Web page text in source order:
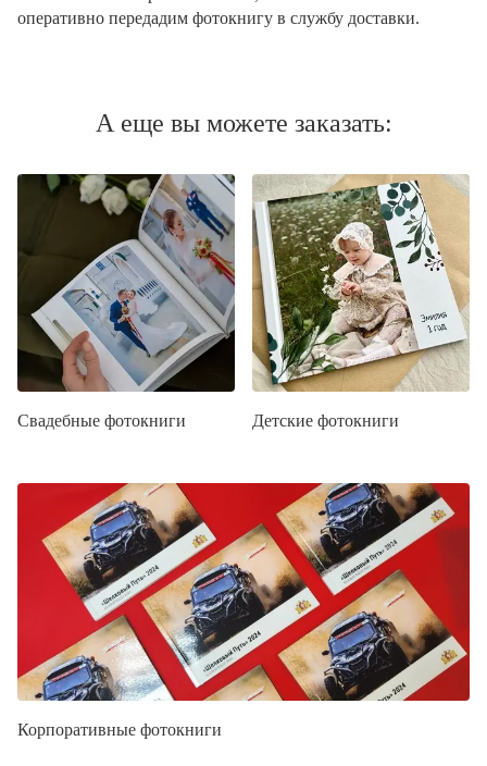
оперативно передадим фотокнигу в службу доставки.
А еще вы можете заказать:
Свадебные фотокниги Детские фотокниги
Корпоративные фотокниги